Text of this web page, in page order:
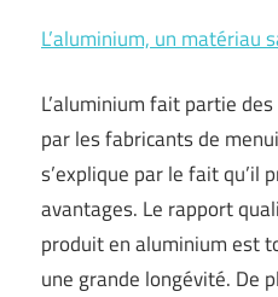
L’aluminium, un matériau
L’aluminium fait partie
par les fabricants de
s’explique par le fait qu’il
avantages. Le rapport
produit en aluminium est
une grande longévité. De